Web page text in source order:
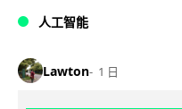
人工智能
Lawton 1 日